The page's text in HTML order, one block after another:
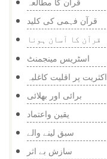
قرآن فہمی کی کلید
قرآن کا آسان ہونا
اسٹریس مینجمنٹ
اکثریت پر اقلیت کاغلبہ
برائی اور بھلائی
یقین واعتماد
سبق لینے والے
سازش بے اثر